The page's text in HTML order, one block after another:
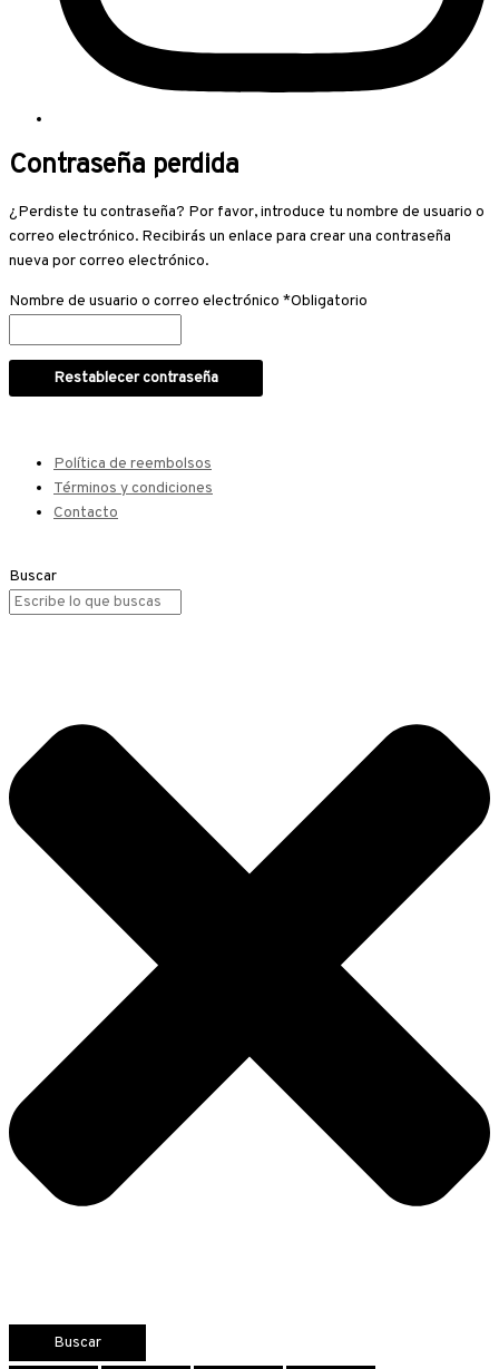
Contraseña perdida
¿Perdiste tu contraseña? Por favor, introduce tu nombre de usuario o
correo electrónico. Recibirás un enlace para crear una contraseña
nueva por correo electrónico.
Nombre de usuario o correo electrónico *Obligatorio
Restablecer contraseña
Política de reembolsos
Términos y condiciones
Contacto
Buscar
Buscar